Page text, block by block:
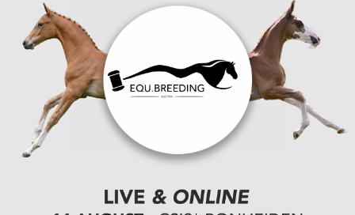
naar de plaatselijke Piet Raijmakers Jr. Hij bleef met
Van Schijndel's Olaya Z (OGano Sitte) voor op
landgenoot Wout-Jan van der Schans met A.S
Damascene (Emerald).
Boes kon op zijn beurt de vierde plaats
veroveren in de Medium Tour
en rekende in het 1,40m hoge parcours op Jacoba
Stud Imosa (Biscayo). Genin volgde met een
zevende plaats voor de BWP'er Qwibus van het
Maxenhof (Hidalgo).